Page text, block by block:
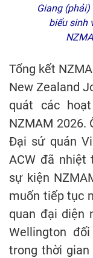
Giang
biểu sinh
Tổng kết
New Zealand
quát các
NZMAM 2026.
Đại sứ quán
ACW đã nhiệt
sự kiện
muốn tiếp tục
quan đại diện
Wellington
trong thời gian